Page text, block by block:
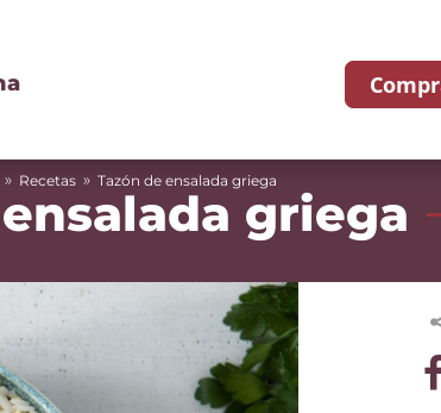
» Recetas » Tazón de ensalada griega
griega